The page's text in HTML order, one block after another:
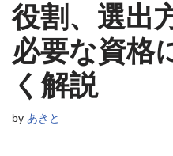
役割、選出
必要な資格
く解説
by あきと